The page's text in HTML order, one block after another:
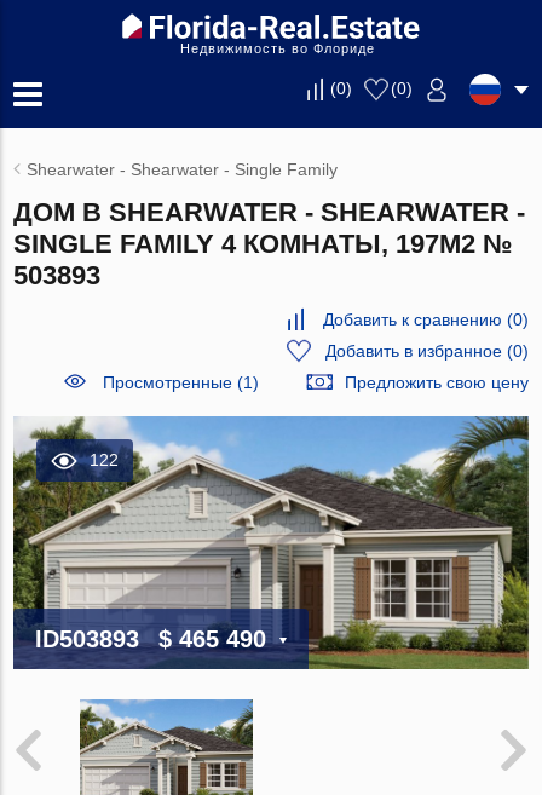
Недвижимость во Флориде
(0) (0)
Shearwater - Shearwater - Single Family
ДОМ В SHEARWATER - SHEARWATER -
SINGLE FAMILY 4 КОМНАТЫ, 197М2 №
503893
Добавить к сравнению (0)
Добавить в избранное(0)
Просмотренные (1)
Предложить свою цену
122
ID503893 $ 465 490